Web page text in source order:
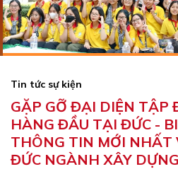
Tin tức sự kiện
GẶP GỠ ĐẠI DIỆN TẬP
HÀNG ĐẦU TẠI ĐỨC -
THÔNG TIN MỚI NHẤT
ĐỨC NGÀNH XÂY DỰNG